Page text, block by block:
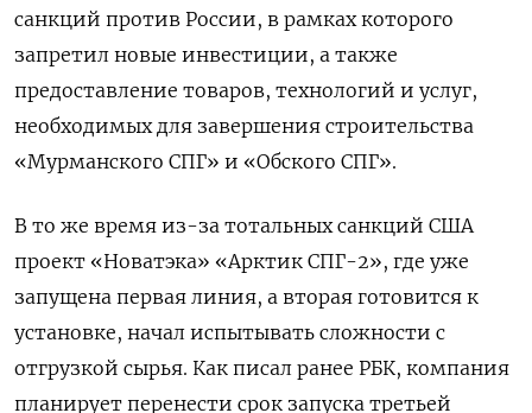
санкций против России, в рамках которого
запретил новые инвестиции, а также
предоставление товаров, технологий и услуг,
необходимых для завершения строительства
«Мурманского СПГ» и «Обского СПГ».
В то же время из-за тотальных санкций США
проект «Новатэка» «Арктик СПГ-2», где уже
запущена первая линия, а вторая готовится к
установке, начал испытывать сложности с
отгрузкой сырья. Как писал ранее РБК, компания
планирует перенести срок запуска третьей